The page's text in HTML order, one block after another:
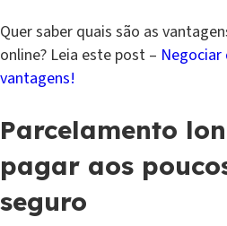
Quer saber quais são as
online? Leia este post – Negociar
vantagens!
Parcelamento
pagar aos
seguro